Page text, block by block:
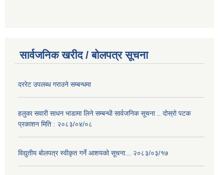
सार्वजनिक खरीद / बोलपत्र सूचना
दररेट उपलब्ध गराउने सम्बन्धमा
हलुका सवारी साधन भाडामा लिने सम्बन्धी सार्वजनिक सूचना .. दोस्रो पटक
प्रकाशन मिति : २०८३/०४/०८
विद्युतीय बोलपत्र स्वीकृत गर्ने आशयको सूचना... २०८३/०३/१७